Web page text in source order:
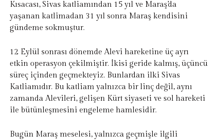
Kısacası, Sivas katliamından 15 yıl ve Maraş’da
yaşanan katlimadan 31 yıl sonra Maraş kendisini
gündeme sokmuştur.
12 Eylül sonrası dönemde Alevi hareketine üç ayrı
etkin operasyon çekilmiştir. İkisi geride kalmış, üçüncü
süreç içinden geçmekteyiz. Bunlardan ilki Sivas
Katliamıdır. Bu katliam yalnızca bir linç değil, aynı
zamanda Alevileri, gelişen Kürt siyaseti ve sol hareketi
ile bütünleşmesini engeleme hamlesidir.
Bugün Maraş meselesi, yalnızca geçmişle ilgili